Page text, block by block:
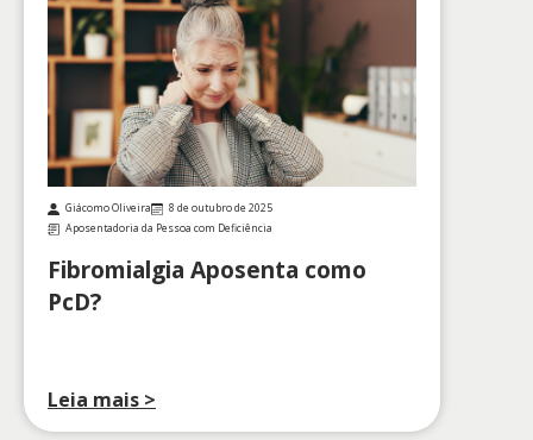
Giácomo Oliveira
8 de outubro de 2025
Aposentadoria da Pessoa com Deficiência
Fibromialgia Aposenta como
PcD?
Leia mais >